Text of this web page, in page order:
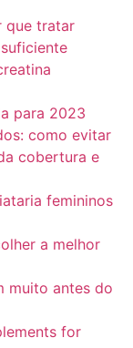
que tratar
para 2023
como evitar
cobertura e
femininos
a melhor
muito antes do
for